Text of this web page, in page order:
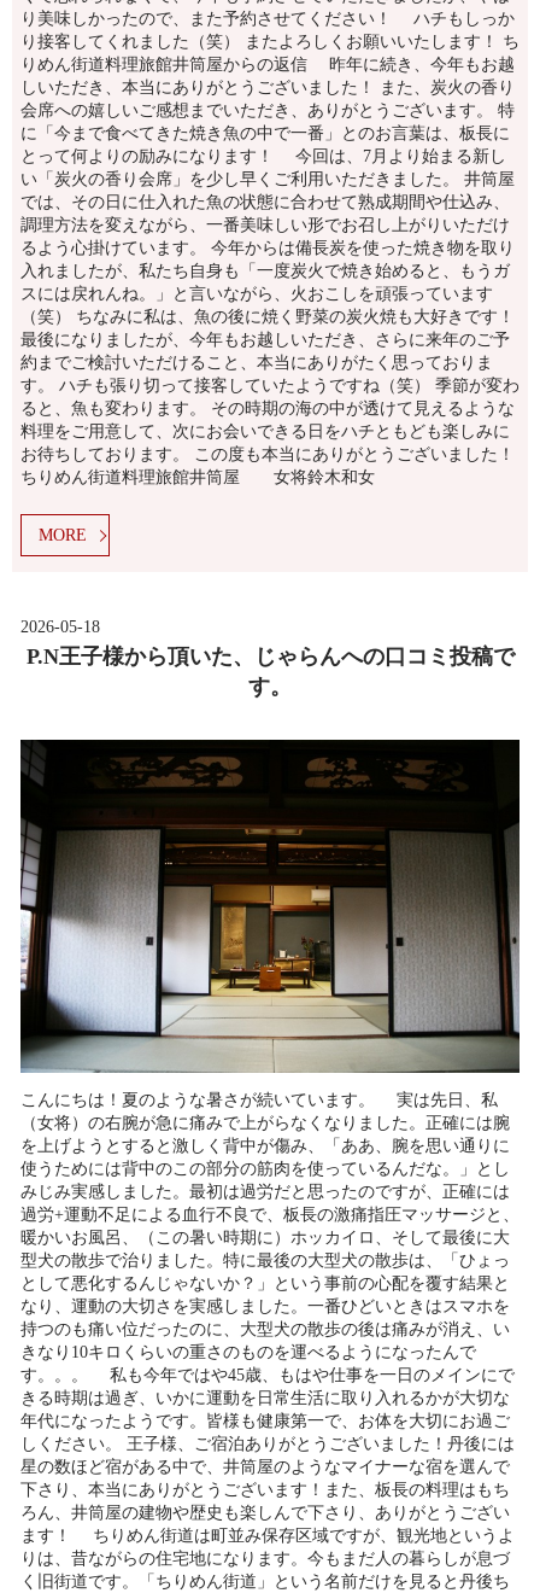
り美味しかったので、また予約させてください！ ハチもしっか
り接客してくれました（笑） またよろしくお願いいたします！ ち
りめん街道料理旅館井筒屋からの返信 昨年に続き、今年もお越
しいただき、本当にありがとうございました！ また、炭火の香り
会席への嬉しいご感想までいただき、ありがとうございます。 特
に「今まで食べてきた焼き魚の中で一番」とのお言葉は、板長に
とって何よりの励みになります！ 今回は、7月より始まる新し
い「炭火の香り会席」を少し早くご利用いただきました。 井筒屋
では、その日に仕入れた魚の状態に合わせて熟成期間や仕込み、
調理方法を変えながら、一番美味しい形でお召し上がりいただけ
るよう心掛けています。 今年からは備長炭を使った焼き物を取り
入れましたが、私たち自身も「一度炭火で焼き始めると、もうガ
スには戻れんね。」と言いながら、火おこしを頑張っています
（笑） ちなみに私は、魚の後に焼く野菜の炭火焼も大好きです！
最後になりましたが、今年もお越しいただき、さらに来年のご予
約までご検討いただけること、本当にありがたく思っておりま
す。 ハチも張り切って接客していたようですね（笑） 季節が変わ
ると、魚も変わります。 その時期の海の中が透けて見えるような
料理をご用意して、次にお会いできる日をハチともども楽しみに
お待ちしております。 この度も本当にありがとうございました！
ちりめん街道料理旅館井筒屋 女将鈴木和女
MORE
2026-05-18
P.N王子様から頂いた、じゃらんへの口コミ投稿で
す。
こんにちは！夏のような暑さが続いています。 実は先日、私
（女将）の右腕が急に痛みで上がらなくなりました。正確には腕
を上げようとすると激しく背中が傷み、「ああ、腕を思い通りに
使うためには背中のこの部分の筋肉を使っているんだな。」とし
みじみ実感しました。最初は過労だと思ったのですが、正確には
過労+運動不足による血行不良で、板長の激痛指圧マッサージと、
暖かいお風呂、（この暑い時期に）ホッカイロ、そして最後に大
型犬の散歩で治りました。特に最後の大型犬の散歩は、「ひょっ
として悪化するんじゃないか？」という事前の心配を覆す結果と
なり、運動の大切さを実感しました。一番ひどいときはスマホを
持つのも痛い位だったのに、大型犬の散歩の後は痛みが消え、い
きなり10キロくらいの重さのものを運べるようになったんで
す。。。 私も今年ではや45歳、もはや仕事を一日のメインにで
きる時期は過ぎ、いかに運動を日常生活に取り入れるかが大切な
年代になったようです。皆様も健康第一で、お体を大切にお過ご
しください。 王子様、ご宿泊ありがとうございました！丹後には
星の数ほど宿がある中で、井筒屋のようなマイナーな宿を選んで
下さり、本当にありがとうございます！また、板長の料理はもち
ろん、井筒屋の建物や歴史も楽しんで下さり、ありがとうござい
ます！ ちりめん街道は町並み保存区域ですが、観光地というよ
りは、昔ながらの住宅地になります。今もまだ人の暮らしが息づ
く旧街道です。「ちりめん街道」という名前だけを見ると丹後ち